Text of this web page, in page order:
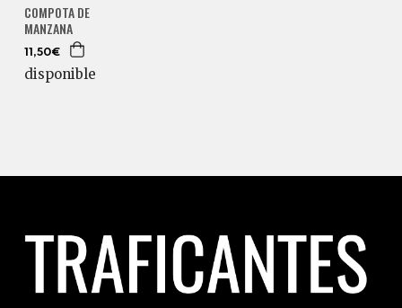
COMPOTA DE
MANZANA
11,50€
disponible